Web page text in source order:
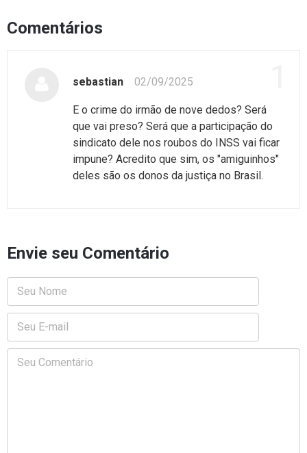
Comentários
sebastian 02/09/2025
E o crime do irmão de nove dedos? Será
que vai preso? Será que a participação do
sindicato dele nos roubos do INSS vai ficar
impune? Acredito que sim, os "amiguinhos"
deles são os donos da justiça no Brasil.
Envie seu Comentário